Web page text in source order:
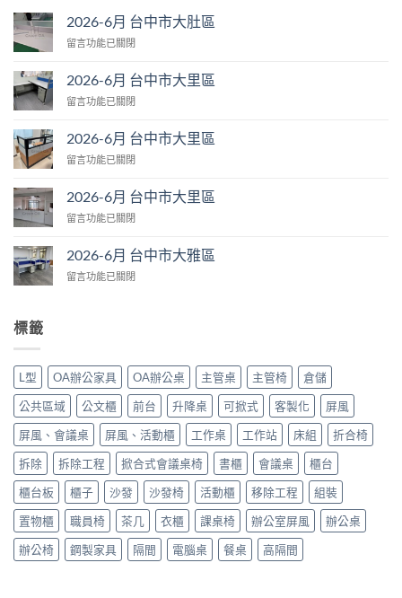
2026-6月 台中市大肚區
在
月
台
市
肚
中
留言功能已關閉
2026-6月 台中市大里區
在
月
台
市
里
中
留言功能已關閉
2026-6月 台中市大里區
在
月
台
市
里
留言功能已關閉
2026-6月 台中市大里區
在
月
台
中
留言功能已關閉
2026-6月 台中市大雅區
在
市
大
雅
區〉
中
留言功能已關閉
標籤
L型 OA辦公家具 OA辦公桌 主管桌 主管椅
倉儲
公共區域
公文櫃 前台 升降桌 可掀式 客製化
屏風
屏風、會議桌
屏風、活動櫃 工作桌 工作站 床組
折合椅
拆除
拆除工程 掀合式會議桌椅 書櫃 會議桌
櫃台
櫃台板
櫃子 沙發 沙發椅 活動櫃 移除工程
組裝
置物櫃
職員椅 茶几 衣櫃 課桌椅 辦公室屏風
辦公桌
辦公椅
鋼製家具 隔間 電腦桌 餐桌 高隔間